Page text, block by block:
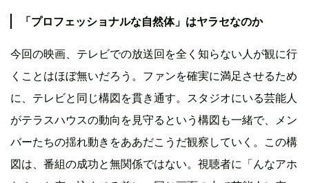
「プロフェッショナルな自然体」はヤラセなのか
今回の映画、テレビでの放送回を全く知らない人が観に行
くことはほぼ無いだろう。ファンを確実に満足させるため
に、テレビと同じ構図を貫き通す。スタジオにいる芸能人
がテラスハウスの動向を見守るという構図も一緒で、メン
バーたちの揺れ動きをああだこうだ観察していく。この構
図は、番組の成功と無関係ではない。視聴者に「んなアホ